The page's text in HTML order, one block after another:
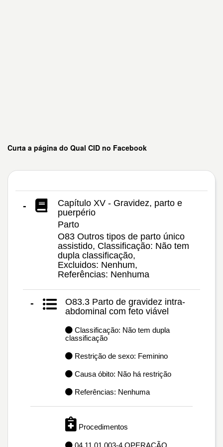
Curta a página do Qual CID no Facebook
-
Capítulo XV - Gravidez, parto e
puerpério
Parto
O83 Outros tipos de parto único
assistido, Classificação: Não tem
dupla classificação,
Excluidos: Nenhum,
Referências: Nenhuma
-
O83.3 Parto de gravidez intra-
abdominal com feto viável
Classificação: Não tem dupla
classificação
Restrição de sexo: Feminino
Causa óbito: Não há restrição
Referências: Nenhuma
Procedimentos
04.11.01.003-4 OPERAÇÃO